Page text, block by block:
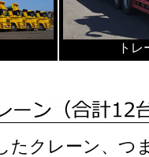
ト
クレーン、つ